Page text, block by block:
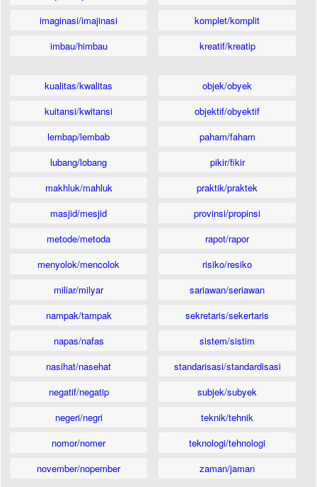
imaginasi/imajinasi
imbau/himbau
komplet/komplit
kreatif/kreatip
kualitas/kwalitas
kuitansi/kwitansi
lembap/lembab
lubang/lobang
makhluk/mahluk
masjid/mesjid
metode/metoda
menyolok/mencolok
miliar/milyar
nampak/tampak
napas/nafas
nasihat/nasehat
negatif/negatip
negeri/negri
nomor/nomer
november/nopember
objek/obyek
objektif/obyektif
paham/faham
pikir/fikir
praktik/praktek
provinsi/propinsi
rapot/rapor
risiko/resiko
sariawan/seriawan
sekretaris/sekertaris
sistem/sistim
standarisasi/standardisasi
subjek/subyek
teknik/tehnik
teknologi/tehnologi
zaman/jaman